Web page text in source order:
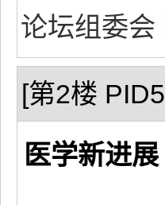
论坛组委会
[第2楼
医学新进